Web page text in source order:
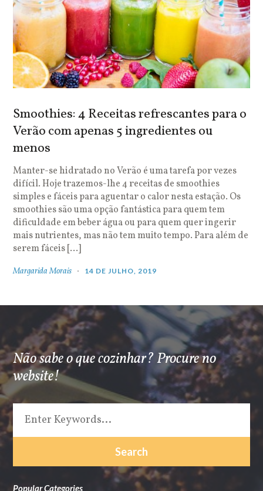
Smoothies: 4 Receitas refrescantes para o
Verão com apenas 5 ingredientes ou
menos
Manter-se hidratado no Verão é uma tarefa por vezes
difícil. Hoje trazemos-lhe 4 receitas de smoothies
simples e fáceis para aguentar o calor nesta estação. Os
smoothies são uma opção fantástica para quem tem
dificuldade em beber água ou para quem quer ingerir
mais nutrientes, mas não tem muito tempo. Para além de
serem fáceis […]
Margarida Morais 14 DE JULHO, 2019
Não sabe o que cozinhar? Procure no
website!
Popular Categories